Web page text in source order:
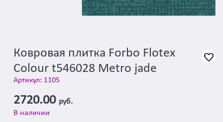
Ковровая плитка Forbo Flotex
Colour t546028 Metro jade
Артикул: 1105
2720.00 руб.
В наличии